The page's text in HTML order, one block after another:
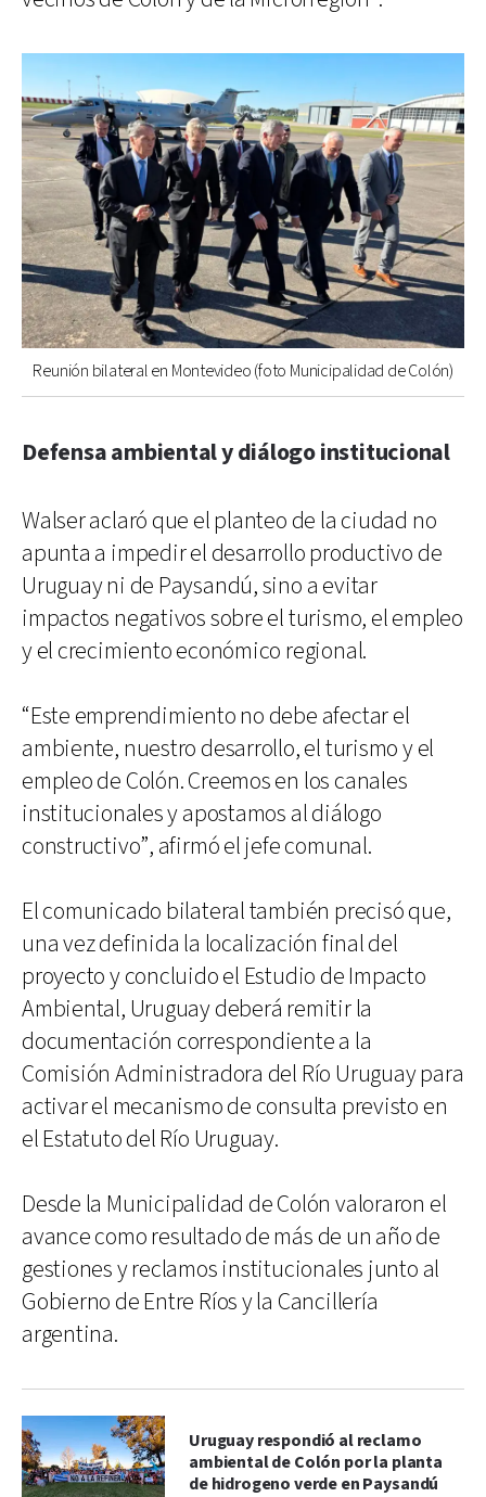
Reunión bilateral en Montevideo (foto Municipalidad de Colón)
Defensa ambiental y diálogo institucional
Walser aclaró que el planteo de la ciudad no
apunta a impedir el desarrollo productivo de
Uruguay ni de Paysandú, sino a evitar
impactos negativos sobre el turismo, el empleo
y el crecimiento económico regional.
“Este emprendimiento no debe afectar el
ambiente, nuestro desarrollo, el turismo y el
empleo de Colón. Creemos en los canales
institucionales y apostamos al diálogo
constructivo”, afirmó el jefe comunal.
El comunicado bilateral también precisó que,
una vez definida la localización final del
proyecto y concluido el Estudio de Impacto
Ambiental, Uruguay deberá remitir la
documentación correspondiente a la
Comisión Administradora del Río Uruguay para
activar el mecanismo de consulta previsto en
el Estatuto del Río Uruguay.
Desde la Municipalidad de Colón valoraron el
avance como resultado de más de un año de
gestiones y reclamos institucionales junto al
Gobierno de Entre Ríos y la Cancillería
argentina.
Uruguay respondió al reclamo
ambiental de Colón por la planta
de hidrogeno verde en Paysandú